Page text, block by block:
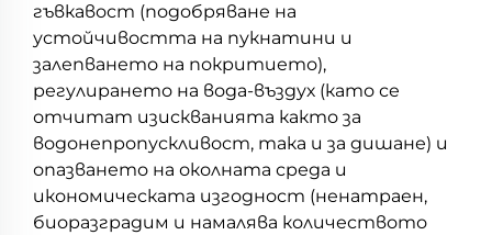
гъвкавост (подобряване на
устойчивостта на пукнатини и
залепването на покритието),
регулирането на вода-въздух (като се
отчитат изискванията както за
водонепропускливост, така и за дишане) и
опазването на околната среда и
икономическата изгодност (ненатраен,
биоразградим и намалява количеството